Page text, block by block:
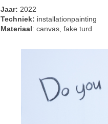
Jaar: 2022
Techniek: installationpainting
Materiaal: canvas, fake turd